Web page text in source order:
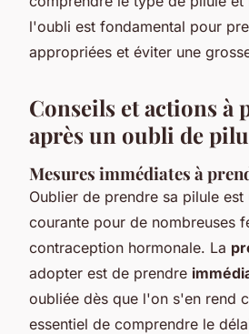
l'oubli est fondamental pour
appropriées et éviter une
Conseils et actions à
après un oubli de
Mesures immédiates à
Oublier de prendre sa pilule est
courante pour de nombreuses
contraception hormonale. La
adopter est de prendre
oubliée dès que l'on s'en rend
essentiel de comprendre le